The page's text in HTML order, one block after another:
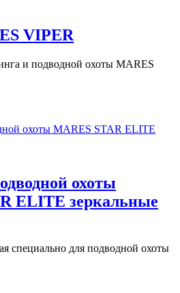
VIPER
и подводной охоты MARES
охоты
ELITE зеркальные
специально для подводной охоты